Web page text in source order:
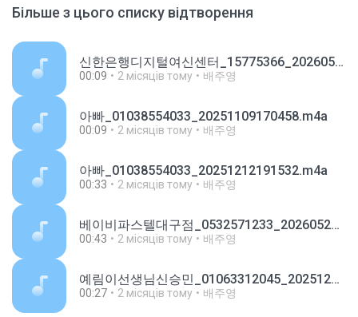
Більше з цього списку відтворення
신한은행디지털여신센터_15775366_20260511113231.m4a
00:09 2 місяців тому 배주영
아빠_01038554033_20251109170458.m4a
00:09 2 місяців тому 배주영
아빠_01038554033_20251212191532.m4a
00:33 2 місяців тому 배주영
베이비파스텔대구점_0532571233_20260521144336.m4a
00:43 2 місяців тому 배주영
예림이선생님신승민_01063312045_20251218102644.m4a
00:27 2 місяців тому 배주영